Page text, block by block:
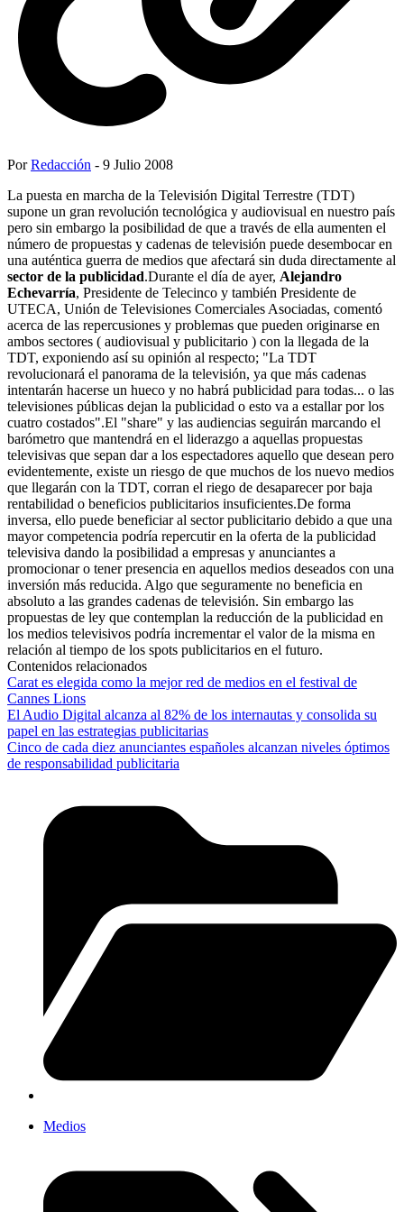
PorRedacción - 9 Julio 2008
La puesta en marcha de la Televisión Digital Terrestre (TDT)
supone un gran revolución tecnológica y audiovisual en nuestro país
pero sin embargo la posibilidad de que a través de ella aumenten el
número de propuestas y cadenas de televisión puede desembocar en
una auténtica guerra de medios que afectará sin duda directamente al
sector de la publicidad.Durante el día de ayer, Alejandro
Echevarría, Presidente de Telecinco y también Presidente de
UTECA, Unión de Televisiones Comerciales Asociadas, comentó
acerca de las repercusiones y problemas que pueden originarse en
ambos sectores ( audiovisual y publicitario ) con la llegada de la
TDT, exponiendo así su opinión al respecto; "La TDT
revolucionará el panorama de la televisión, ya que más cadenas
intentarán hacerse un hueco y no habrá publicidad para todas... o las
televisiones públicas dejan la publicidad o esto va a estallar por los
cuatro costados".El "share" y las audiencias seguirán marcando el
barómetro que mantendrá en el liderazgo a aquellas propuestas
televisivas que sepan dar a los espectadores aquello que desean pero
evidentemente, existe un riesgo de que muchos de los nuevo medios
que llegarán con la TDT, corran el riego de desaparecer por baja
rentabilidad o beneficios publicitarios insuficientes.De forma
inversa, ello puede beneficiar al sector publicitario debido a que una
mayor competencia podría repercutir en la oferta de la publicidad
televisiva dando la posibilidad a empresas y anunciantes a
promocionar o tener presencia en aquellos medios deseados con una
inversión más reducida. Algo que seguramente no beneficia en
absoluto a las grandes cadenas de televisión. Sin embargo las
propuestas de ley que contemplan la reducción de la publicidad en
los medios televisivos podría incrementar el valor de la misma en
relación al tiempo de los spots publicitarios en el futuro.
Contenidos relacionados
Carat es elegida como la mejor red de medios en el festival de
Cannes Lions
El Audio Digital alcanza al 82% de los internautas y consolida su
papel en las estrategias publicitarias
Cinco de cada diez anunciantes españoles alcanzan niveles óptimos
de responsabilidad publicitaria
Medios